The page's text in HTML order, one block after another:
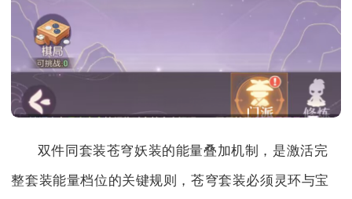
双件同套装苍穹妖装的能量叠加机制，是激活完
整套装能量档位的关键规则，苍穹套装必须灵环与宝